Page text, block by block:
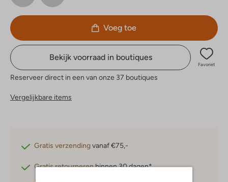
Voeg toe
Bekijk voorraad in boutiques
Favoriet
Reserveer direct in een van onze 37 boutiques
Vergelijkbare items
Gratis verzendingvanaf €75,-
Gratis retournerenbinnen 30 dagen*